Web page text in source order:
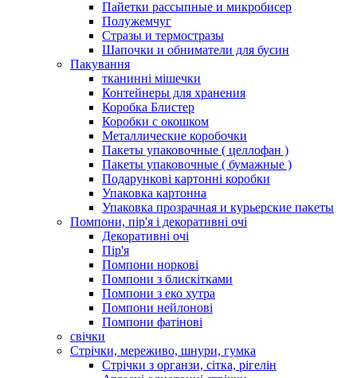
Пайетки рассыпные и микробисер
Полужемчуг
Стразы и термостразы
Шапочки и обниматели для бусин
Пакування
тканинні мішечки
Контейнеры для хранения
Коробка Блистер
Коробки с окошком
Металлические коробочки
Пакеты упаковочные ( целлофан )
Пакеты упаковочные ( бумажные )
Подарункові картонні коробки
Упаковка картонна
Упаковка прозрачная и курьерские пакеты
Помпони, пір'я і декоративні очі
Декоративні очі
Пір'я
Помпони норкові
Помпони з блискітками
Помпони з еко хутра
Помпони нейлонові
Помпони фатінові
свічки
Стрічки, мереживо, шнури, гумка
Стрічки з органзи, сітка, рігелін